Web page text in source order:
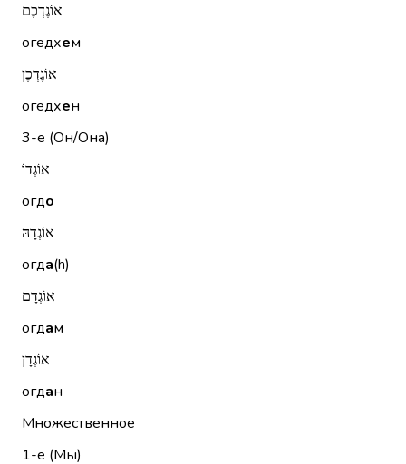
אוֹגֶדְכֶם
огедхем
אוֹגֶדְכֶן
огедхен
3-е (Он/Она)
אוֹגְדוֹ
огдо
אוֹגְדָהּ
огда(h)
אוֹגְדָם
огдам
אוֹגְדָן
огдан
Множественное
1-е (Мы)